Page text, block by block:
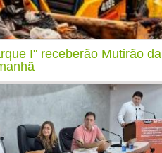
I" receberão Mutirão da